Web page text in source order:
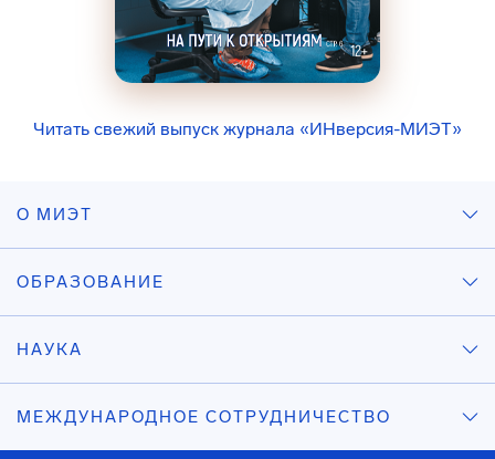
Читать свежий выпуск журнала «ИНверсия-МИЭТ»
О МИЭТ
ОБРАЗОВАНИЕ
НАУКА
МЕЖДУНАРОДНОЕ СОТРУДНИЧЕСТВО